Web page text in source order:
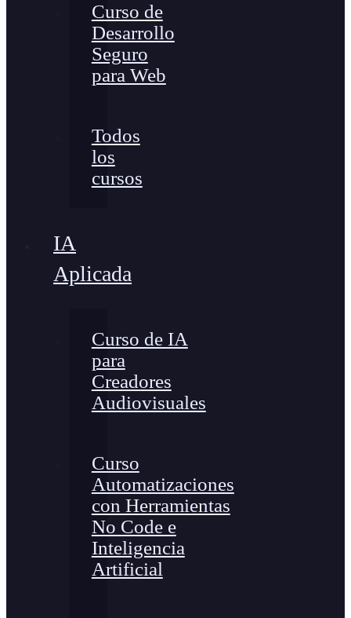
Curso de
Desarrollo
Seguro
para Web
Todos
los
cursos
IA
Aplicada
Curso de IA
para
Creadores
Audiovisuales
Curso
Automatizaciones
con Herramientas
No Code e
Inteligencia
Artificial